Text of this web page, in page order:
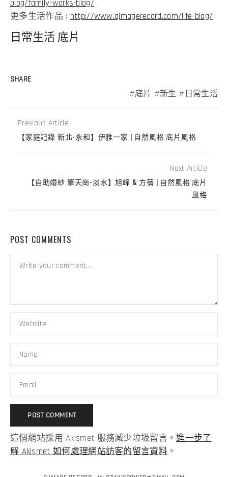
blog/family-works-blog/
更多生活作品 : http://www.qimagerecord.com/life-blog/
日常生活 底片
SHARE
底片 新生 日常生活
Previous Article
【家庭記錄 新北-永和】伊雅一家 | 自然風格 底片風格
Next Article
【自助婚紗 擎天崗-淡水】旭峰 & 方蒨 | 自然風格 底片
風格
POST COMMENTS
這個網站採用 Akismet 服務減少垃圾留言。進一步了
解 Akismet 如何處理網站訪客的留言資料。